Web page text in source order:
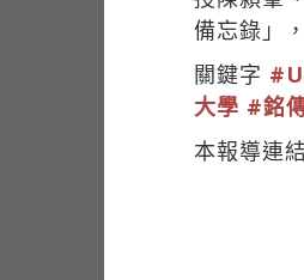
備忘錄」
關鍵字
大學 #銘
本報導連結